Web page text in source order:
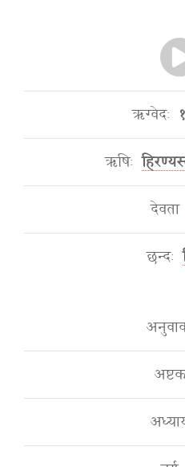
ऋग्वेदः
ऋषिः
देवता
छन्दः